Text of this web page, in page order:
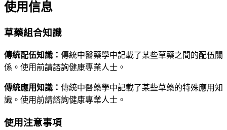
使用信息
草藥組合知識
傳統配伍知識 ： 傳統中醫藥學中記載了某些草藥之間的配伍關
係。使用前請諮詢健康專業人士。
傳統應用知識 ： 傳統中醫藥學中記載了某些草藥的特殊應用知
識。使用前請諮詢健康專業人士。
使用注意事項